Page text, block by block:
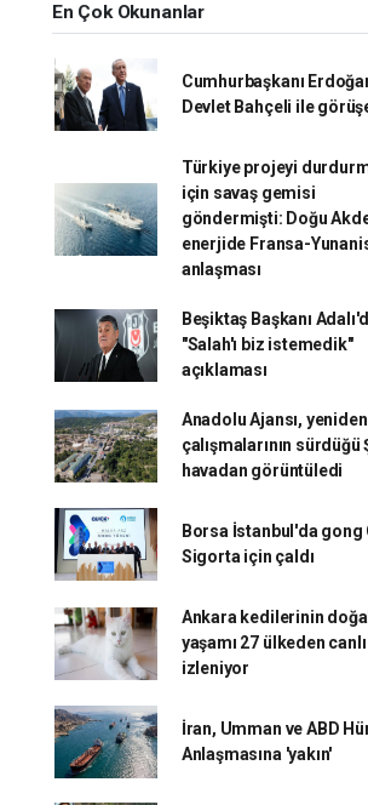
En Çok Okunanlar
Cumhurbaşkanı
Devlet Bahçeli ile
Türkiye projeyi
için savaş gemisi
göndermişti: Doğu
enerjide Fransa-
anlaşması
Beşiktaş Başkanı
"Salah'ı biz istemedik"
açıklaması
Anadolu Ajansı,
çalışmalarının sürdüğü
havadan görüntüledi
Borsa İstanbul'da gong
Sigorta için çaldı
Ankara kedilerinin doğal
yaşamı 27 ülkeden canlı
izleniyor
İran, Umman ve ABD
Anlaşmasına 'yakın'